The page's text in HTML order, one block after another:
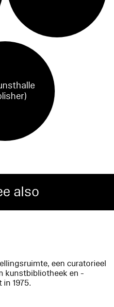
also
een curatorieel
kunstbibliotheek en -
1975.